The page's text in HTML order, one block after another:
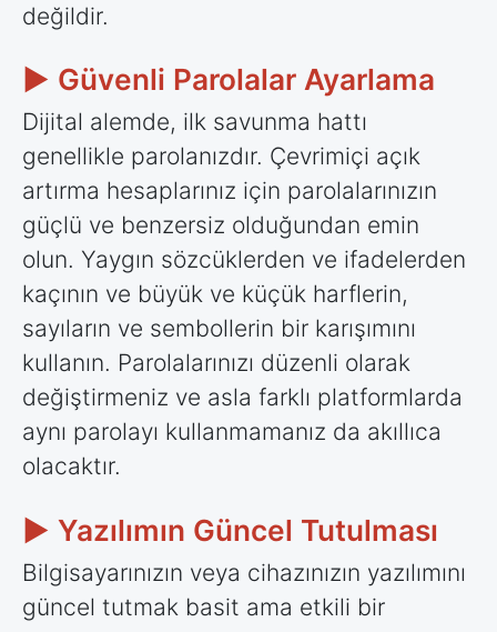
değildir.
► Güvenli Parolalar Ayarlama
Dijital alemde, ilk savunma hattı
genellikle parolanızdır. Çevrimiçi açık
artırma hesaplarınız için parolalarınızın
güçlü ve benzersiz olduğundan emin
olun. Yaygın sözcüklerden ve ifadelerden
kaçının ve büyük ve küçük harflerin,
sayıların ve sembollerin bir karışımını
kullanın. Parolalarınızı düzenli olarak
değiştirmeniz ve asla farklı platformlarda
aynı parolayı kullanmamanız da akıllıca
olacaktır.
► Yazılımın Güncel Tutulması
Bilgisayarınızın veya cihazınızın yazılımını
güncel tutmak basit ama etkili bir